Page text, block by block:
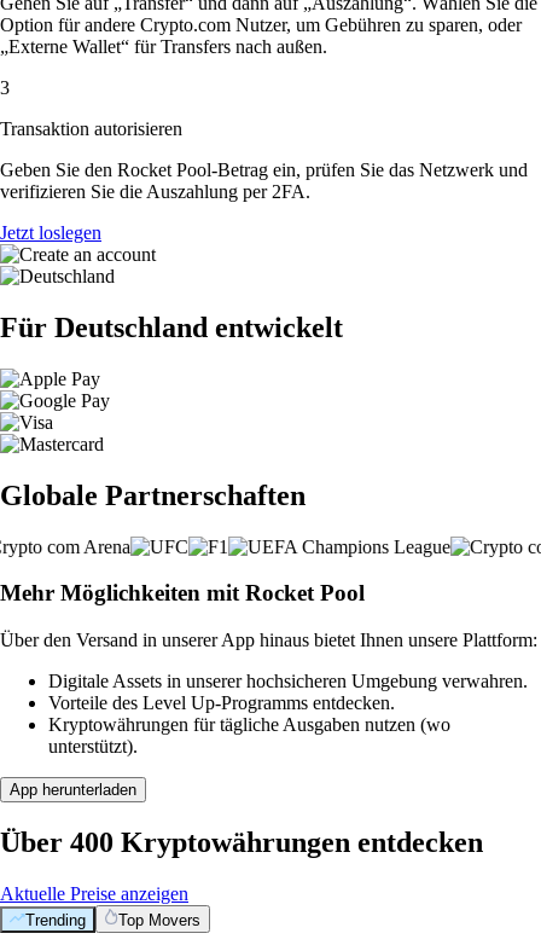
Option für andere Crypto.com Nutzer, um Gebühren zu sparen, oder
„Externe Wallet“ für Transfers nach außen.
3
Transaktion autorisieren
Geben Sie den Rocket Pool-Betrag ein, prüfen Sie das Netzwerk und
verifizieren Sie die Auszahlung per 2FA.
Jetzt loslegen
Für Deutschland entwickelt
Globale Partnerschaften
Mehr Möglichkeiten mit Rocket Pool
Über den Versand in unserer App hinaus bietet Ihnen unsere Plattform:
Digitale Assets in unserer hochsicheren Umgebung verwahren.
Vorteile des Level Up-Programms entdecken.
Kryptowährungen für tägliche Ausgaben nutzen (wo
unterstützt).
App herunterladen
Über 400 Kryptowährungen entdecken
Aktuelle Preise anzeigen
Trending Top Movers